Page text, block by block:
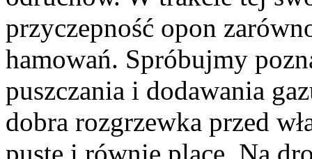
przyczepność opon
hamowań. Spróbujmy
puszczania i dodawania
dobra rozgrzewka przed
puste i równie place, Na